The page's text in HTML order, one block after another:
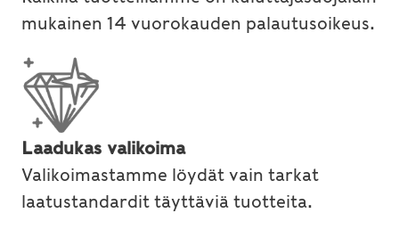
mukainen 14 vuorokauden palautusoikeus.
Laadukas valikoima
Valikoimastamme löydät vain tarkat
laatustandardit täyttäviä tuotteita.